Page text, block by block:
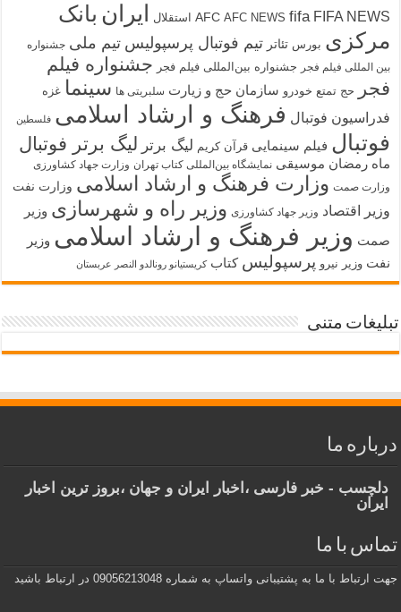
AFC AFC NEWS fifa FIFA NEWS استقلال ایران بانک
مرکزی بورس تئاتر تیم فوتبال پرسپولیس تیم ملی جشنواره
بین المللی فیلم فجر جشنواره بین‌المللی فیلم فجر جشنواره فیلم
فجر
حج تمتع خودرو سازمان حج و زیارت سلبریتی ها سینما غزه
فدراسیون فوتبال فرهنگ و ارشاد اسلامی فلسطین
فوتبال فیلم سینمایی قرآن کریم لیگ برتر لیگ برتر فوتبال
ماه رمضان موسیقی نمایشگاه بین‌المللی کتاب تهران وزارت جهاد کشاورزی
وزارت صمت وزارت فرهنگ و ارشاد اسلامی وزارت نفت
وزیر اقتصاد وزیر جهاد کشاورزی وزیر راه و شهرسازی وزیر
صمت وزیر فرهنگ و ارشاد اسلامی وزیر
نفت وزیر نیرو پرسپولیس کتاب کریستیانو رونالدو النصر عربستان
تبلیغات متنی
درباره ما
دلچسب - خبر فارسی ،اخبار ایران و جهان ،بروز ترین اخبار
ایران
تماس با ما
جهت ارتباط با ما به پشتیبانی واتساپ به شماره 09056213048 در ارتباط باشید